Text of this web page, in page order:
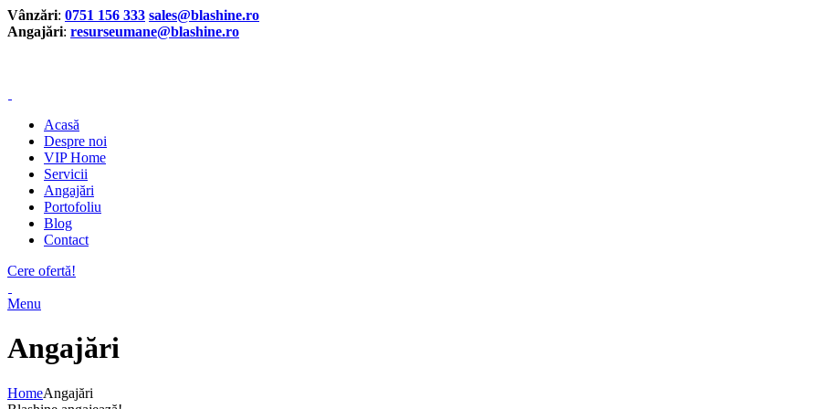
Vânzări: 0751 156 333 sales@blashine.ro
Angajări: resurseumane@blashine.ro
Acasă
Despre noi
VIP Home
Servicii
Angajări
Portofoliu
Blog
Contact
Cere ofertă!
Menu
Angajări
HomeAngajări